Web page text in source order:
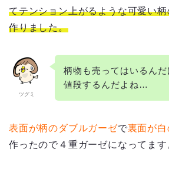
てテンション上がるような可愛い
作りました。
ツグミ
柄物も売ってはいるん
値段するんだよね…
表面が柄のダブルガーゼで裏面が
作ったので４重ガーゼになってます